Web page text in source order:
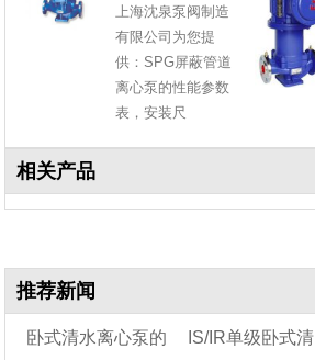
上海沈泉泵阀制造
有限公司为您提
供：SPG屏蔽管道
离心泵的性能参数
表，安装尺
相关产品
推荐新闻
卧式清水离心泵的 IS/IR单级卧式清